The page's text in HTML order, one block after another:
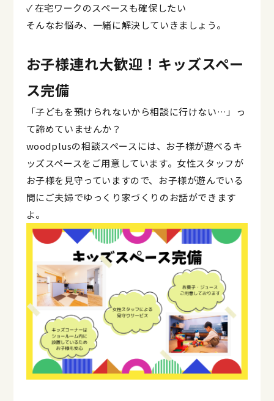
✓ 在宅ワークのスペースも確保したい
そんなお悩み、一緒に解決していきましょう。
お子様連れ大歓迎！キッズスペー
ス完備
「子どもを預けられないから相談に行けない…」っ
て諦めていませんか？
woodplusの相談スペースには、お子様が遊べるキ
ッズスペースをご用意しています。女性スタッフが
お子様を見守っていますので、お子様が遊んでいる
間にご夫婦でゆっくり家づくりのお話ができます
よ。